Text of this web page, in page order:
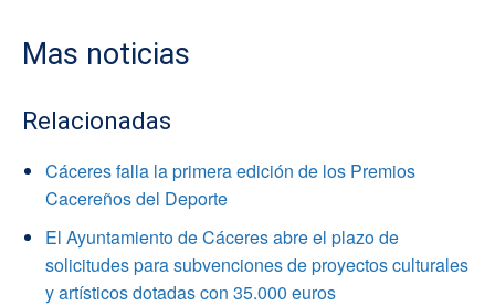
Mas noticias
Relacionadas
Cáceres falla la primera edición de los Premios
Cacereños del Deporte
El Ayuntamiento de Cáceres abre el plazo de
solicitudes para subvenciones de proyectos culturales
y artísticos dotadas con 35.000 euros